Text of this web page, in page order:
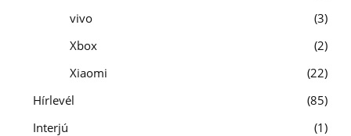
vivo
3
Xbox
2
Xiaomi
22
Hírlevél
85
Interjú
1